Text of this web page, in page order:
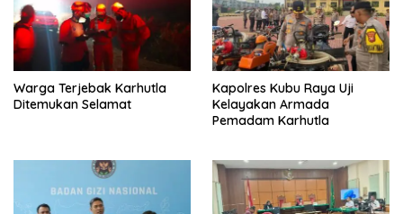
Warga Terjebak Karhutla
Ditemukan Selamat
Kapolres Kubu Raya Uji
Kelayakan Armada
Pemadam Karhutla